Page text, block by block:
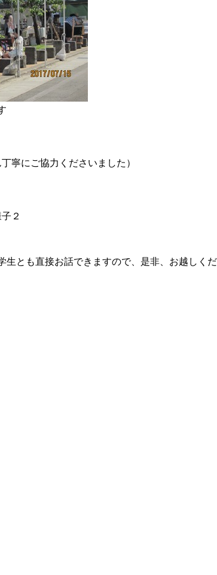
にご協力くださいました）
２
とも直接お話できますので、是非、お越しく